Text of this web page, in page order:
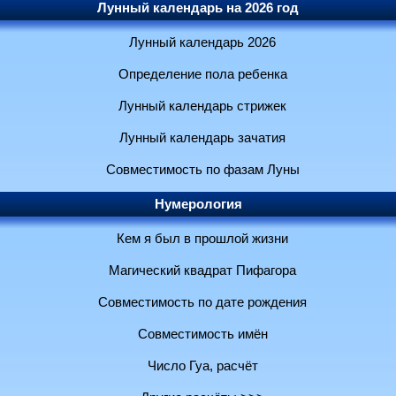
Лунный календарь на 2026 год
Лунный календарь 2026
Определение пола ребенка
Лунный календарь стрижек
Лунный календарь зачатия
Совместимость по фазам Луны
Нумерология
Кем я был в прошлой жизни
Магический квадрат Пифагора
Совместимость по дате рождения
Совместимость имён
Число Гуа, расчёт